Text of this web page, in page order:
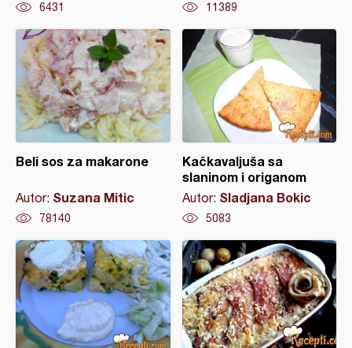
6431 11389
Beli sos za makarone
Autor: Suzana Mitic
78140
Kačkavaljuša sa
slaninom i origanom
Autor: Sladjana Bokic
5083